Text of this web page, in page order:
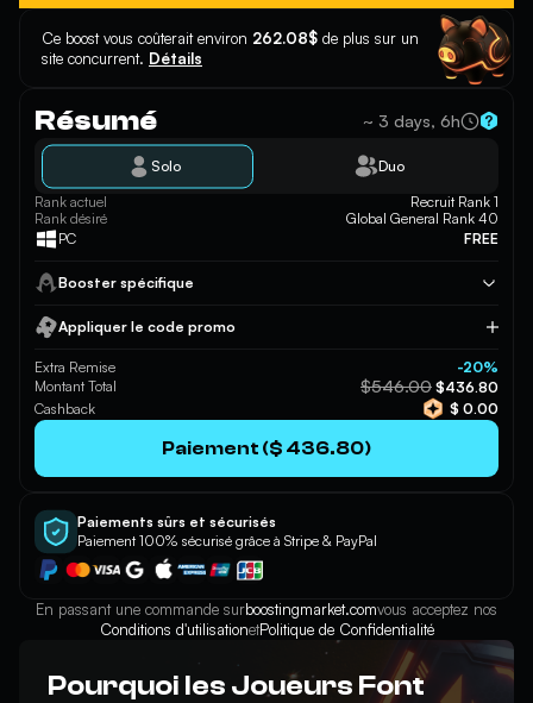
Ce boost vous coûterait environ 262.08$ de plus sur un
site concurrent. Détails
Résumé ~ 3 days, 6h
Solo Duo
Rank actuel
Recruit Rank 1
Rank désiré
Global General Rank 40
PC
FREE
Booster spécifique
Appliquer le code promo
Appliquer
Extra Remise
-20%
Montant Total
$546.00 $436.80
Cashback
$ 0.00
Paiement ($ 436.80)
Paiements sûrs et sécurisés
Paiement 100% sécurisé grâce à Stripe & PayPal
En passant une commande surboostingmarket.comvous acceptez nos
Conditions d'utilisationetPolitique de Confidentialité
Pourquoi les Joueurs Font